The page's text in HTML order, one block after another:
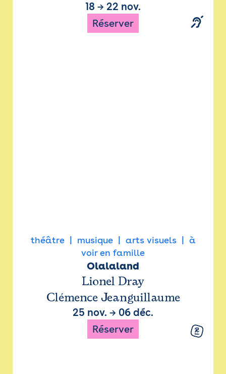
18 → 22 nov.
Réserver
théâtre musique arts visuels
à
voir en famille
Olalaland
Lionel Dray
Clémence Jeanguillaume
25 nov. → 06 déc.
Réserver